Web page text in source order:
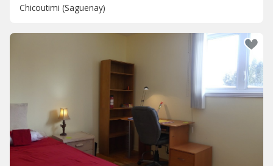
Chicoutimi (Saguenay)